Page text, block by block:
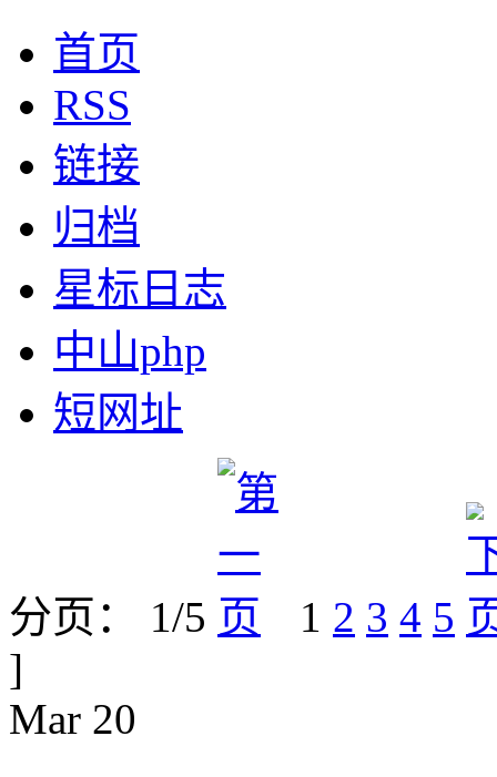
首页
RSS
链接
归档
星标日志
中山php
短网址
分页： 1/5 1 2 3 4 5
]
Mar 20